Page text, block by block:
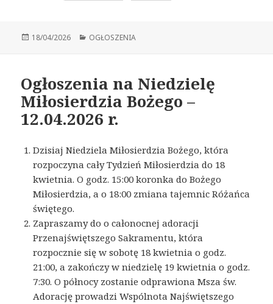
Opublikowano
18/04/2026 Kategorie
OGŁOSZENIA
Ogłoszenia na Niedzielę
Miłosierdzia Bożego –
12.04.2026 r.
Dzisiaj Niedziela Miłosierdzia Bożego, która
rozpoczyna cały Tydzień Miłosierdzia do 18
kwietnia. O godz. 15:00 koronka do Bożego
Miłosierdzia, a o 18:00 zmiana tajemnic Różańca
świętego.
Zapraszamy do o całonocnej adoracji
Przenajświętszego Sakramentu, która
rozpocznie się w sobotę 18 kwietnia o godz.
21:00, a zakończy w niedzielę 19 kwietnia o godz.
7:30. O północy zostanie odprawiona Msza św.
Adorację prowadzi Wspólnota Najświętszego